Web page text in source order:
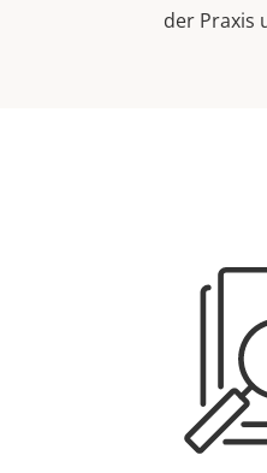
der Praxis